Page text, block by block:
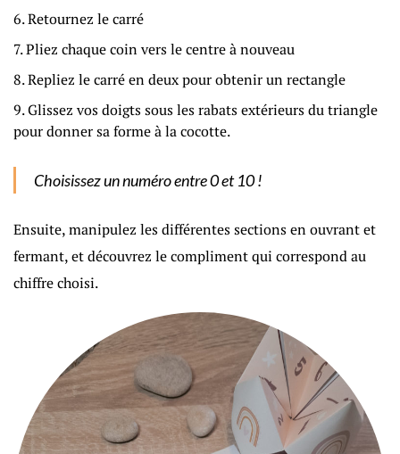
Retournez le carré
Pliez chaque coin vers le centre à nouveau
Repliez le carré en deux pour obtenir un rectangle
Glissez vos doigts sous les rabats extérieurs du triangle
pour donner sa forme à la cocotte.
Choisissez un numéro entre 0 et 10 !
Ensuite, manipulez les différentes sections en ouvrant et
fermant, et découvrez le compliment qui correspond au
chiffre choisi.